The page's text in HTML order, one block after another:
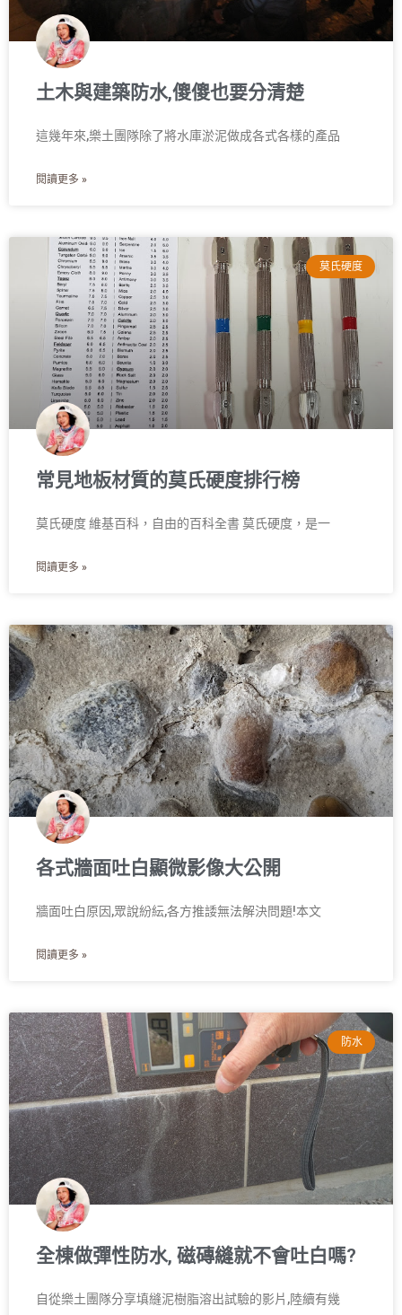
土木與建築防水,傻傻也要分清楚
這幾年來,樂土團隊除了將水庫淤泥做成各式各樣的產品
閱讀更多 »
莫氏硬度
常見地板材質的莫氏硬度排行榜
莫氏硬度 維基百科，自由的百科全書 莫氏硬度，是一
閱讀更多 »
各式牆面吐白顯微影像大公開
牆面吐白原因,眾說紛紜,各方推諉無法解決問題!本文
閱讀更多 »
防水
全棟做彈性防水, 磁磚縫就不會吐白嗎?
自從樂土團隊分享填縫泥樹脂溶出試驗的影片,陸續有幾